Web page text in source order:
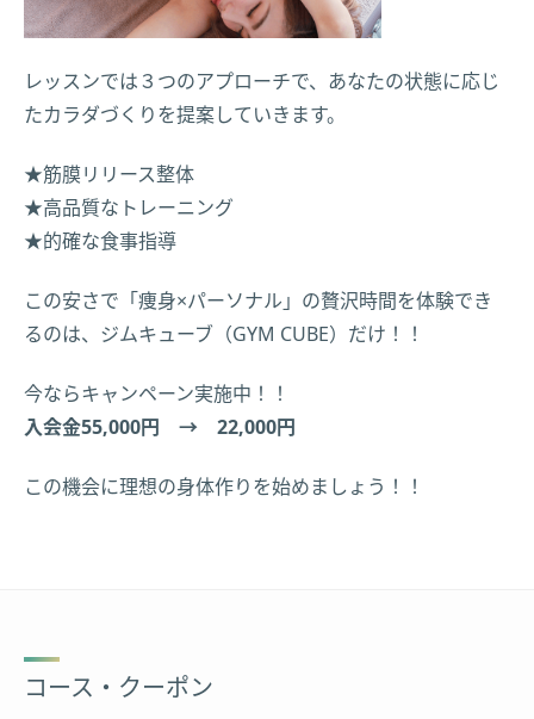
レッスンでは３つのアプローチで、あなたの状態に応じ
たカラダづくりを提案していきます。
★筋膜リリース整体
★高品質なトレーニング
★的確な食事指導
この安さで「痩身×パーソナル」の贅沢時間を体験でき
るのは、ジムキューブ（GYM CUBE）だけ！！
今ならキャンペーン実施中！！
入会金55,000円 → 22,000円
この機会に理想の身体作りを始めましょう！！
コース・クーポン